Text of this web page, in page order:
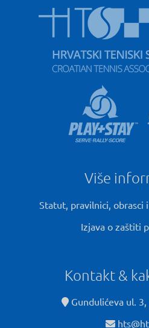
Više
Statut, pravilnici, obrasci
Izjava o zaštiti
Kontakt &
Gundulićeva ul.